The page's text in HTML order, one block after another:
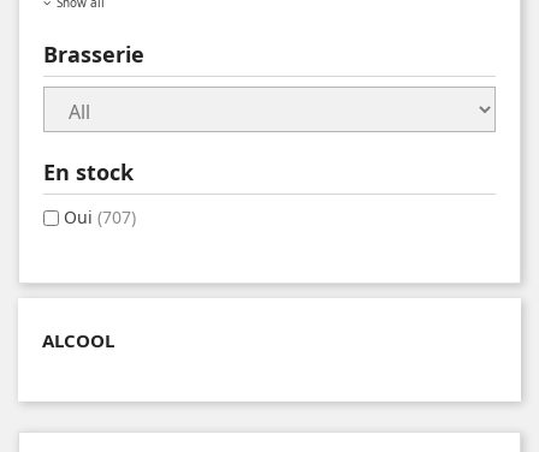
Brasserie
En stock
Oui (707)
ALCOOL